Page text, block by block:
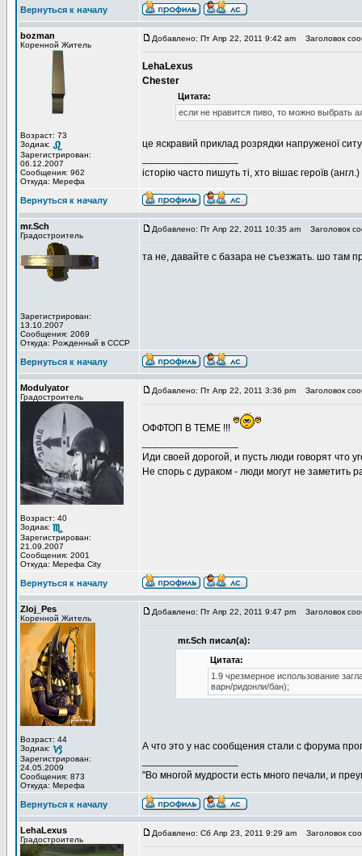
Вернуться к началу
bozman
Коренной Житель
Возраст: 73
Зодиак:
Зарегистрирован:
06.12.2007
Сообщения: 962
Откуда: Мерефа
Добавлено: Пт Апр 22, 2011 9:42 am Заголовок
LehaLexus
Chester
Цитата:
если не нравится пиво, то можно выбрать
це яскравий приклад розрядки напруженої
історію часто пишуть ті, хто вішає героїв
Вернуться к началу
mr.Sch
Градостроитель
Зарегистрирован:
13.10.2007
Сообщения: 2069
Откуда: Рожденный в СССР
Добавлено: Пт Апр 22, 2011 10:35 am Заголовок
та не, давайте с базара не съезжать. шо там
Вернуться к началу
Modulyator
Градостроитель
Возраст: 40
Зодиак:
Зарегистрирован:
21.09.2007
Сообщения: 2001
Откуда: Мерефа City
Добавлено: Пт Апр 22, 2011 3:36 pm Заголовок
ОФФТОП В ТЕМЕ !!!
Иди своей дорогой, и пусть люди говорят что
Не спорь с дураком - люди могут не
Вернуться к началу
Zloj_Pes
Коренной Житель
Возраст: 44
Зодиак:
Зарегистрирован:
24.05.2009
Сообщения: 873
Откуда: Мерефа
Добавлено: Пт Апр 22, 2011 9:47 pm Заголовок
mr.Sch писал(а):
Цитата:
1.9 чрезмерное использование
варн/ридонли/бан);
А что это у нас сообщения стали с форума
"Во многой мудрости есть много печали, и
Вернуться к началу
LehaLexus
Градостроитель
Добавлено: Сб Апр 23, 2011 9:29 am Заголовок